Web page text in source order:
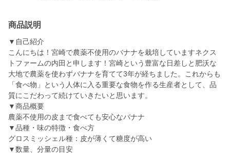
商品説明
▼自己紹介
こんにちは！宮崎で農薬不使用のバナナを栽培していますネクス
トファームの内田と申します！宮崎という豊富な日差しと肥沃な
大地で農薬を使わずバナナを育てて3年が経ちました。これからも
「食べ物」という人体に入る重要な食物を作る生産者として、品
質にこだわって続けていきたいと思います。
▼商品概要
農薬不使用の皮まで食べても安心なバナナ
▼品種・味の特徴・食べ方
グロスミッシェル種：皮が薄くて糖度が高い
▼数量、分量の目安